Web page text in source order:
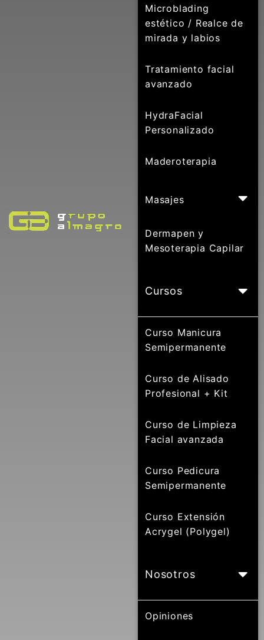
Microblading
estético / Realce de
mirada y labios
Tratamiento facial
avanzado
HydraFacial
Personalizado
Maderoterapia
Masajes
Dermapen y
Mesoterapia Capilar
Cursos
Curso Manicura
Semipermanente
Curso de Alisado
Profesional + Kit
Curso de Limpieza
Facial avanzada
Curso Pedicura
Semipermanente
Curso Extensión
Acrygel (Polygel)
Nosotros
Opiniones